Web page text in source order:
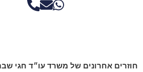
חוזרים אחרונים של משרד עו״ד חגי